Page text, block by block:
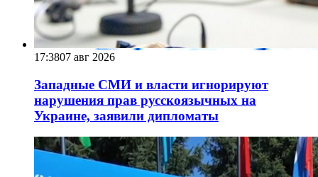
17:3807 авг 2026
Западные СМИ и власти игнорируют
нарушения прав русскоязычных на
Украине, заявили дипломаты